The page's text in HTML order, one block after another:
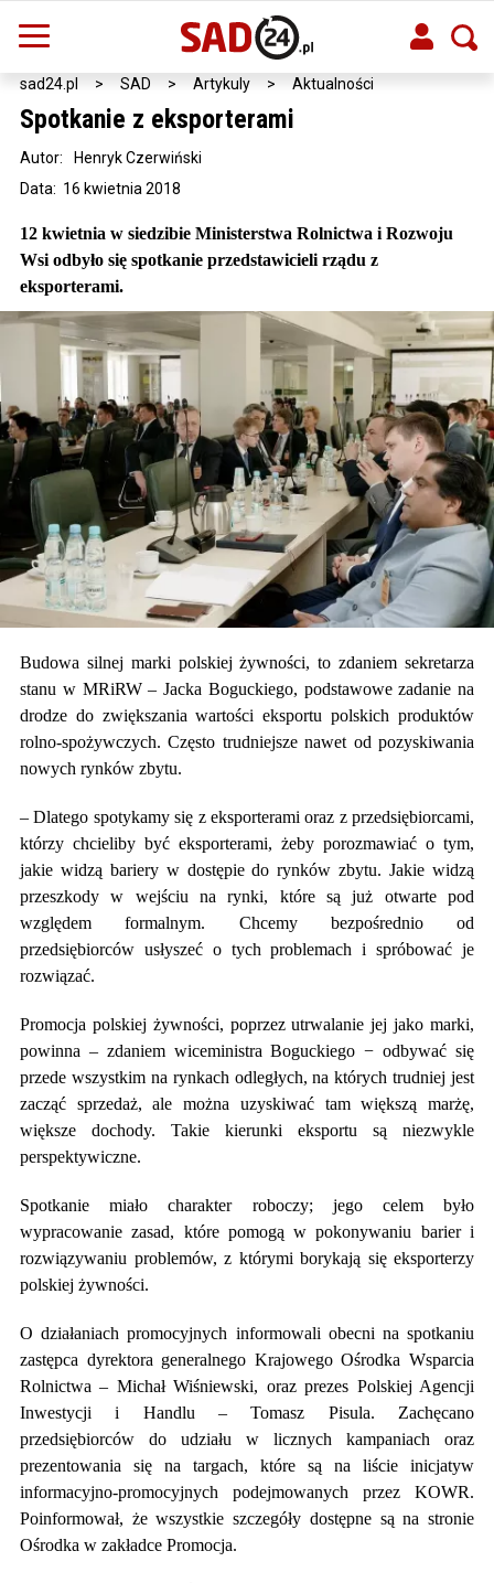
sad24.pl > SAD > Artykuly > Aktualności
Spotkanie z eksporterami
Data: 16 kwietnia 2018
Autor: Henryk Czerwiński
12 kwietnia w siedzibie Ministerstwa Rolnictwa i Rozwoju
Wsi odbyło się spotkanie przedstawicieli rządu z
eksporterami.
Budowa silnej marki polskiej żywności, to zdaniem sekretarza
stanu w MRiRW – Jacka Boguckiego, podstawowe zadanie na
drodze do zwiększania wartości eksportu polskich produktów
rolno-spożywczych. Często trudniejsze nawet od pozyskiwania
nowych rynków zbytu.
– Dlatego spotykamy się z eksporterami oraz z przedsiębiorcami,
którzy chcieliby być eksporterami, żeby porozmawiać o tym,
jakie widzą bariery w dostępie do rynków zbytu. Jakie widzą
przeszkody w wejściu na rynki, które są już otwarte pod
względem formalnym. Chcemy bezpośrednio od
przedsiębiorców usłyszeć o tych problemach i spróbować je
rozwiązać.
Promocja polskiej żywności, poprzez utrwalanie jej jako marki,
powinna – zdaniem wiceministra Boguckiego − odbywać się
przede wszystkim na rynkach odległych, na których trudniej jest
zacząć sprzedaż, ale można uzyskiwać tam większą marżę,
większe dochody. Takie kierunki eksportu są niezwykle
perspektywiczne.
Spotkanie miało charakter roboczy; jego celem było
wypracowanie zasad, które pomogą w pokonywaniu barier i
rozwiązywaniu problemów, z którymi borykają się eksporterzy
polskiej żywności.
O działaniach promocyjnych informowali obecni na spotkaniu
zastępca dyrektora generalnego Krajowego Ośrodka Wsparcia
Rolnictwa – Michał Wiśniewski, oraz prezes Polskiej Agencji
Inwestycji i Handlu – Tomasz Pisula. Zachęcano
przedsiębiorców do udziału w licznych kampaniach oraz
prezentowania się na targach, które są na liście inicjatyw
informacyjno-promocyjnych podejmowanych przez KOWR.
Poinformował, że wszystkie szczegóły dostępne są na stronie
Ośrodka w zakładce Promocja.